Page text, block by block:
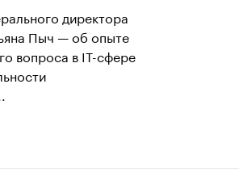
директора
Пыч — об опыте
вопроса в IT-сфере